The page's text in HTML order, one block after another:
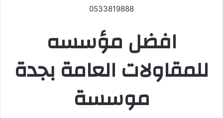
0533819888
افضل مؤسسه
للمقاولات العامة بجدة
موسسة